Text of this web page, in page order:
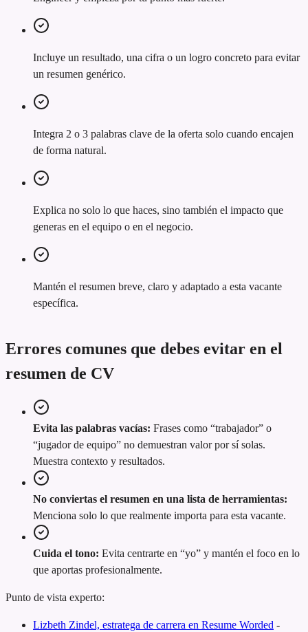
Incluye un resultado, una cifra o un logro concreto para evitar
un resumen genérico.
Integra 2 o 3 palabras clave de la oferta solo cuando encajen
de forma natural.
Explica no solo lo que haces, sino también el impacto que
generas en el equipo o en el negocio.
Mantén el resumen breve, claro y adaptado a esta vacante
específica.
Errores comunes que debes evitar en el
resumen de CV
Evita las palabras vacías: Frases como “trabajador” o
“jugador de equipo” no demuestran valor por sí solas.
Muestra contexto y resultados.
No conviertas el resumen en una lista de herramientas:
Menciona solo lo que realmente importa para esta vacante.
Cuida el tono: Evita centrarte en “yo” y mantén el foco en lo
que aportas profesionalmente.
Punto de vista experto:
Lizbeth Zindel, estratega de carrera en Resume Worded -